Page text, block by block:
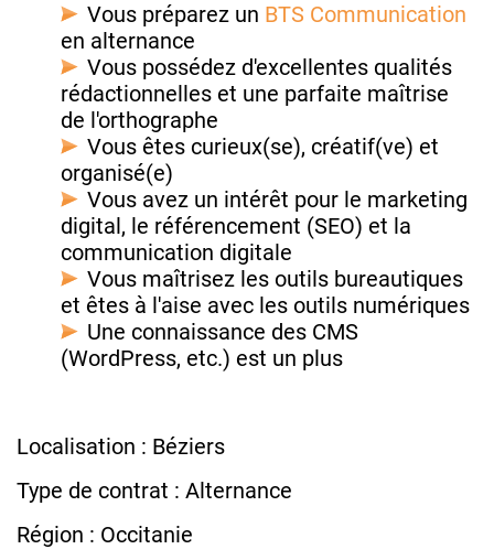
Vous préparez un BTS Communication
en alternance
Vous possédez d'excellentes qualités
rédactionnelles et une parfaite maîtrise
de l'orthographe
Vous êtes curieux(se), créatif(ve) et
organisé(e)
Vous avez un intérêt pour le marketing
digital, le référencement (SEO) et la
communication digitale
Vous maîtrisez les outils bureautiques
et êtes à l'aise avec les outils numériques
Une connaissance des CMS
(WordPress, etc.) est un plus
Localisation : Béziers
Type de contrat : Alternance
Région : Occitanie